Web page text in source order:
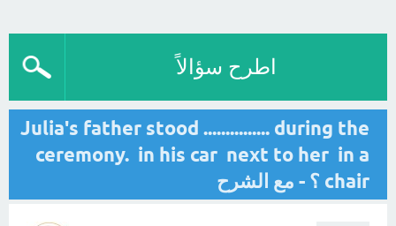
اطرح سؤالاً
Julia's father stood ............... during the
ceremony. in his car next to her in a
chair ؟ - مع الشرح